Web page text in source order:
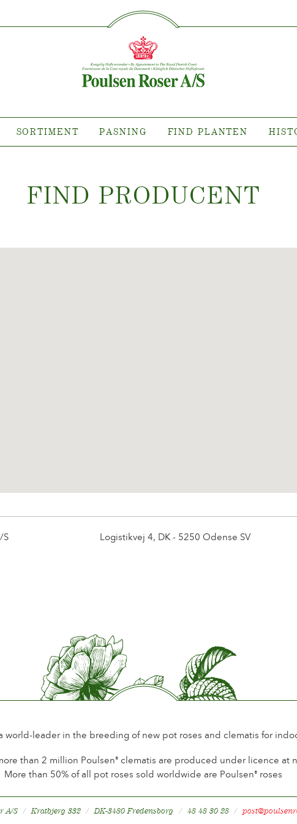
SORTIMENT PASNING FIND PLANTEN
PASNING
Pasning af udendørs roser
Pasning af indendørs roser
FIND PRODUCENT
S Logistikvej 4, DK - 5250 Odense SV
world-leader in the breeding of new pot roses and clematis for
than 2 million Poulsen®clematis are produced under licence at
More than 50% of all pot roses sold worldwide are Poulsen® roses
A/S Kratbjerg 332 DK-3480 Fredensborg 48 48 30 28